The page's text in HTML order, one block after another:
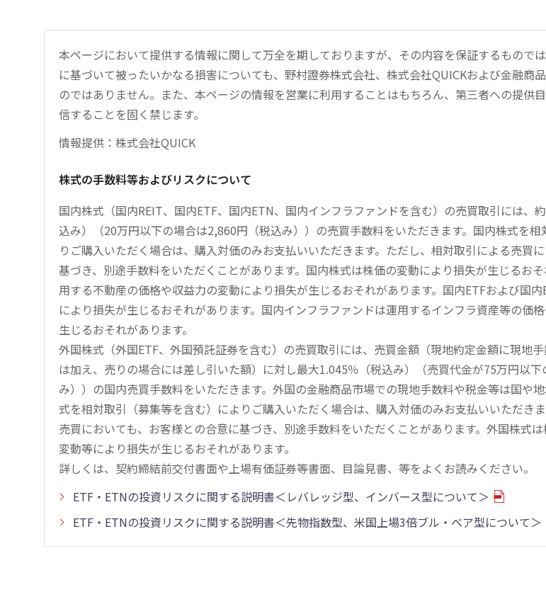
本ページにおいて提供する情報に関して万全を期しておりますが、その内容を保証するもので
に基づいて被ったいかなる損害についても、野村證券株式会社、株式会社QUICKおよび金融商
のではありません。また、本ページの情報を営業に利用することはもちろん、第三者への提供
信することを固く禁じます。
情報提供：株式会社QUICK
株式の手数料等およびリスクについて
国内株式（国内REIT、国内ETF、国内ETN、国内インフラファンドを含む）の売買取引には、
込み）（20万円以下の場合は2,860円（税込み））の売買手数料をいただきます。国内株式を
りご購入いただく場合は、購入対価のみお支払いいただきます。ただし、相対取引による売買
基づき、別途手数料をいただくことがあります。国内株式は株価の変動により損失が生じるお
用する不動産の価格や収益力の変動により損失が生じるおそれがあります。国内ETFおよび国
により損失が生じるおそれがあります。国内インフラファンドは運用するインフラ資産等の価
生じるおそれがあります。
外国株式（外国ETF、外国預託証券を含む）の売買取引には、売買金額（現地約定金額に現地
は加え、売りの場合には差し引いた額）に対し最大1.045％（税込み）（売買代金が75万円以
み））の国内売買手数料をいただきます。外国の金融商品市場での現地手数料や税金等は国や
式を相対取引（募集等を含む）によりご購入いただく場合は、購入対価のみお支払いいただき
売買においても、お客様との合意に基づき、別途手数料をいただくことがあります。外国株式
変動等により損失が生じるおそれがあります。
詳しくは、契約締結前交付書面や上場有価証券等書面、目論見書、等をよくお読みください。
ETF・ETNの投資リスクに関する説明書＜レバレッジ型、インバース型について＞
ETF・ETNの投資リスクに関する説明書＜先物指数型、米国上場3倍ブル・ベア型について＞